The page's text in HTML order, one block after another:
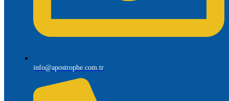
info@apostrophe.com.tr